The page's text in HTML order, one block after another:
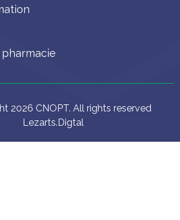
2026 CNOPT. All rights reserved
Lezarts.Digtal